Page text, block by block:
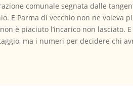
comunale segnata dalle
E Parma di vecchio non ne
è piaciuto l’incarico non
ma i numeri per decidere chi